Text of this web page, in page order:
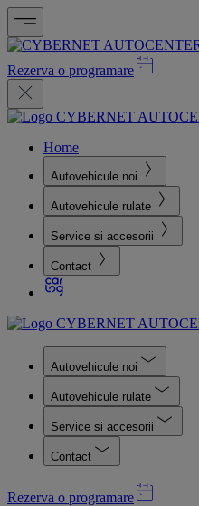
Rezerva o programare
Home
Autovehicule noi
Autovehicule rulate
Service si accesorii
Contact
Autovehicule noi
Autovehicule rulate
Service si accesorii
Contact
Rezerva o programare